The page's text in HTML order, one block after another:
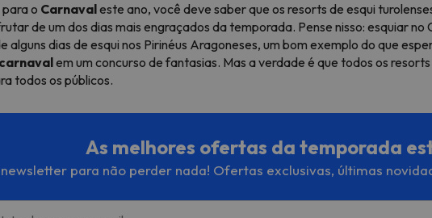
o Carnavaleste ano, você deve saber que os resorts de esqui
de um dos dias mais engraçados da temporada. Pense nisso: esquiar no
dias de esqui nos Pirinéus Aragoneses, um bom exemplo do que
carnavalem um concurso de fantasias. Mas a verdade é que todos os
todos os públicos.
As melhores ofertas da temporada
para não perder nada! Ofertas exclusivas, últimas